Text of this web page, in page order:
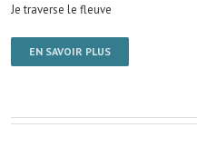
Je traverse le fleuve
EN SAVOIR PLUS